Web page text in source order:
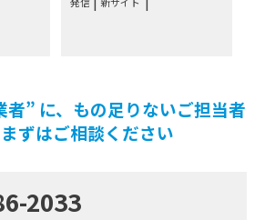
者” に、もの足りないご担当者
ずはご相談ください
2033